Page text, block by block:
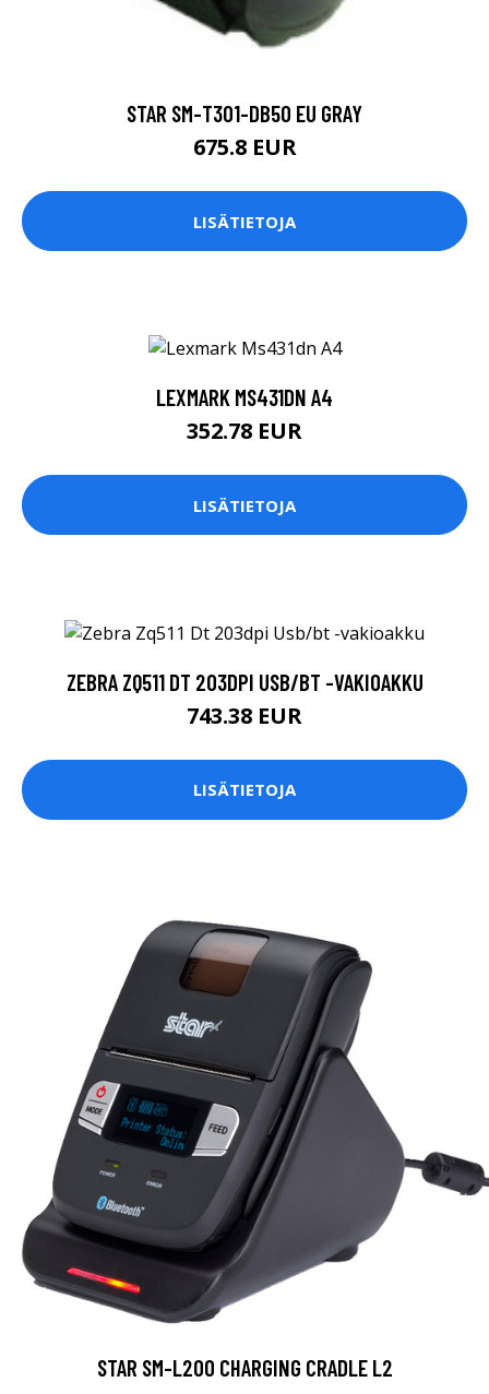
STAR SM-T301-DB50 EU GRAY
675.8 EUR
LISÄTIETOJA
LEXMARK MS431DN A4
352.78 EUR
LISÄTIETOJA
ZEBRA ZQ511 DT 203DPI USB/BT -VAKIOAKKU
743.38 EUR
LISÄTIETOJA
STAR SM-L200 CHARGING CRADLE L2